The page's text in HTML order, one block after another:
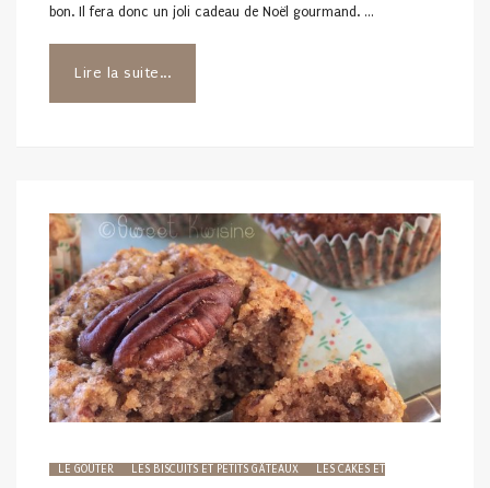
bon. Il fera donc un joli cadeau de Noël gourmand. …
Lire la suite...
LE GOÛTER LES BISCUITS ET PETITS GÂTEAUX LES CAKES ET